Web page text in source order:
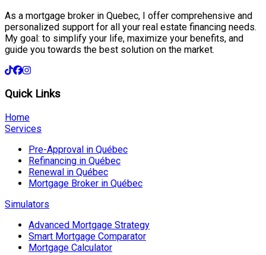
As a mortgage broker in Quebec, I offer comprehensive and
personalized support for all your real estate financing needs.
My goal: to simplify your life, maximize your benefits, and
guide you towards the best solution on the market.
Quick Links
Home
Services
Pre-Approval in Québec
Refinancing in Québec
Renewal in Québec
Mortgage Broker in Québec
Simulators
Advanced Mortgage Strategy
Smart Mortgage Comparator
Mortgage Calculator